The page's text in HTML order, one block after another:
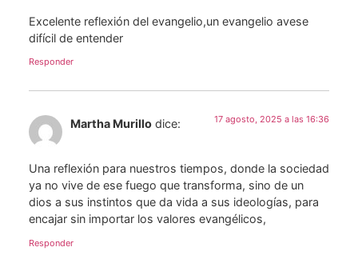
Excelente reflexión del evangelio,un evangelio avese
difícil de entender
Responder
Martha Murillo dice: 17 agosto, 2025 a las 16:36
Una reflexión para nuestros tiempos, donde la sociedad
ya no vive de ese fuego que transforma, sino de un
dios a sus instintos que da vida a sus ideologías, para
encajar sin importar los valores evangélicos,
Responder